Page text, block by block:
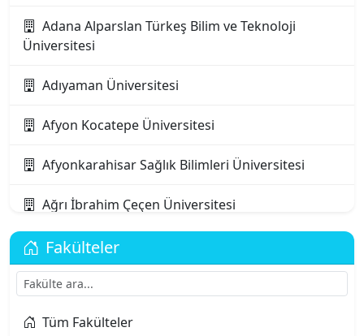
Adana Alparslan Türkeş Bilim ve Teknoloji
Üniversitesi
Adıyaman Üniversitesi
Afyon Kocatepe Üniversitesi
Afyonkarahisar Sağlık Bilimleri Üniversitesi
Ağrı İbrahim Çeçen Üniversitesi
Akdeniz Karpaz Üniversitesi
Akdeniz Üniversitesi
Aksaray Üniversitesi
Fakülteler
Tüm Fakülteler